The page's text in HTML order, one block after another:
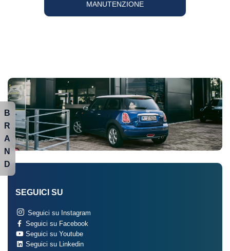
MANUTENZIONE
SEGUICI SU
Seguici su Instagram
Seguici su Facebook
Seguici su Youtube
Seguici su Linkedin
B
R
A
N
D